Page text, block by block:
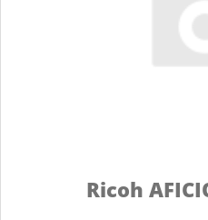
Ricoh